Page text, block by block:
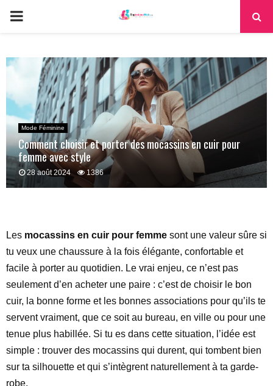
PRIMARY
Mode Féminine
Comment choisir et porter des mocassins en cuir pour
femme avec style
28 août 2024 1386
Les mocassins en cuir pour femme sont une valeur sûre si
tu veux une chaussure à la fois élégante, confortable et
facile à porter au quotidien. Le vrai enjeu, ce n’est pas
seulement d’en acheter une paire : c’est de choisir le bon
cuir, la bonne forme et les bonnes associations pour qu’ils te
servent vraiment, que ce soit au bureau, en ville ou pour une
tenue plus habillée. Si tu es dans cette situation, l’idée est
simple : trouver des mocassins qui durent, qui tombent bien
sur ta silhouette et qui s’intègrent naturellement à ta garde-
robe.